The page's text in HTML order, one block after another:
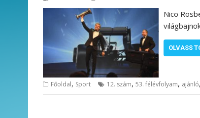
Nico
OLVASS
Főoldal, Sport 12. szám, 53. félévfolyam, ajánló,